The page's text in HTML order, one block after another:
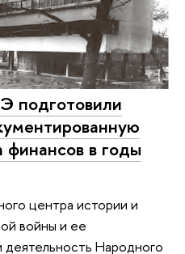
подготовили
в годы
центра истории и
войны и ее
Народного